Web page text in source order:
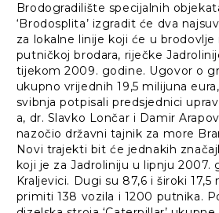
Brodogradilište specijalnih
‘Brodosplita’ izgradit će dva
za lokalne linije koji će u
putničkoj brodara, riječke
tijekom 2009. godine. Ugovor o
ukupno vrijednih 19,5 milijuna
svibnja potpisali predsjednici
a, dr. Slavko Lončar i Damir
nazočio državni tajnik za more
Novi trajekti bit će jednakih
koji je za Jadroliniju u lipnju 2007.
Kraljevici. Dugi su 87,6 i široki
primiti 138 vozila i 1200 putnika.